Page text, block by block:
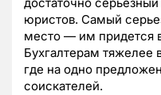
достаточно
юристов. Самый
место — им придется
Бухгалтерам тяжелее
где на одно
соискателей.